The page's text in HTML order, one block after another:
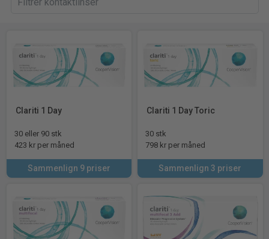
Clariti 1 Day
30 eller 90 stk
423 kr per måned
Sammenlign 9 priser
Clariti 1 Day Toric
30 stk
798 kr per måned
Sammenlign 3 priser